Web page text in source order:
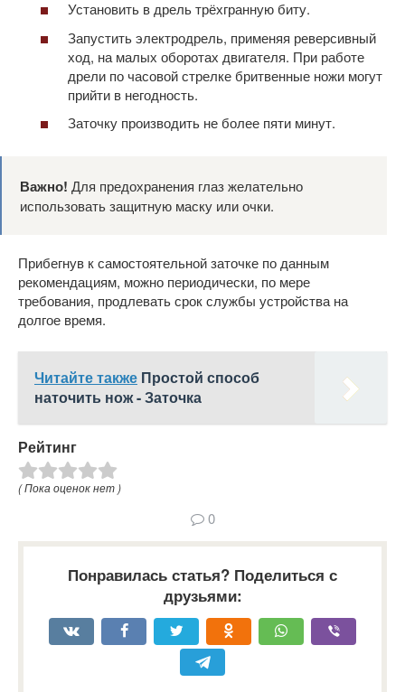
Установить в дрель трёхгранную биту.
Запустить электродрель, применяя реверсивный
ход, на малых оборотах двигателя. При работе
дрели по часовой стрелке бритвенные ножи могут
прийти в негодность.
Заточку производить не более пяти минут.
Важно! Для предохранения глаз желательно
использовать защитную маску или очки.
Прибегнув к самостоятельной заточке по данным
рекомендациям, можно периодически, по мере
требования, продлевать срок службы устройства на
долгое время.
Читайте также Простой способ
наточить нож - Заточка
Рейтинг
( Пока оценок нет )
0
Понравилась статья? Поделиться с
друзьями: